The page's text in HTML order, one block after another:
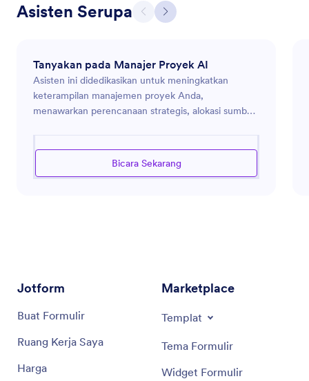
Asisten Serupa
Tanyakan pada Manajer Proyek AI
Asisten ini didedikasikan untuk meningkatkan
keterampilan manajemen proyek Anda,
menawarkan perencanaan strategis, alokasi sumber
proyek secara efektif dari awal hingga selesai,
memastikan tujuan tercapai sambil mengoptimalkan
Bicara Sekarang
Jotform
Buat Formulir
Ruang Kerja Saya
Harga
Marketplace
Templat
Tema Formulir
Widget Formulir